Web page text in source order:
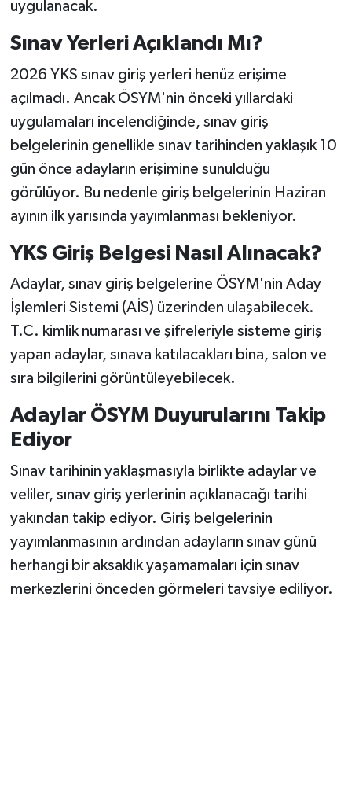
uygulanacak.
Sınav Yerleri Açıklandı Mı?
2026 YKS sınav giriş yerleri henüz erişime
açılmadı. Ancak ÖSYM'nin önceki yıllardaki
uygulamaları incelendiğinde, sınav giriş
belgelerinin genellikle sınav tarihinden yaklaşık 10
gün önce adayların erişimine sunulduğu
görülüyor. Bu nedenle giriş belgelerinin Haziran
ayının ilk yarısında yayımlanması bekleniyor.
YKS Giriş Belgesi Nasıl Alınacak?
Adaylar, sınav giriş belgelerine ÖSYM'nin Aday
İşlemleri Sistemi (AİS) üzerinden ulaşabilecek.
T.C. kimlik numarası ve şifreleriyle sisteme giriş
yapan adaylar, sınava katılacakları bina, salon ve
sıra bilgilerini görüntüleyebilecek.
Adaylar ÖSYM Duyurularını Takip
Ediyor
Sınav tarihinin yaklaşmasıyla birlikte adaylar ve
veliler, sınav giriş yerlerinin açıklanacağı tarihi
yakından takip ediyor. Giriş belgelerinin
yayımlanmasının ardından adayların sınav günü
herhangi bir aksaklık yaşamamaları için sınav
merkezlerini önceden görmeleri tavsiye ediliyor.